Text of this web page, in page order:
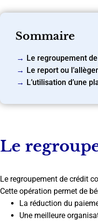
Sommaire
Le regroupement
Le report ou
L’utilisation d’une
Le
Le regroupement de crédit
Cette opération permet de
La réduction du
Une meilleure